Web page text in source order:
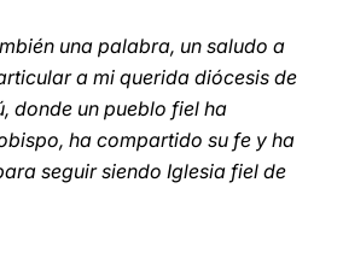
una palabra, un saludo a
a mi querida diócesis de
donde un pueblo fiel ha
ha compartido su fe y ha
seguir siendo Iglesia fiel de